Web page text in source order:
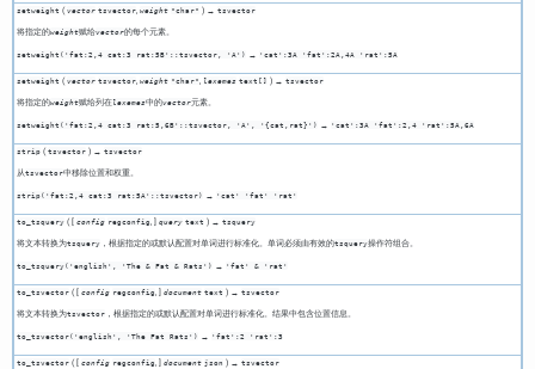
setweight ( vector tsvector, weight "char" ) → tsvector
将指定的weight赋给vector的每个元素。
setweight('fat:2,4 cat:3 rat:5B'::tsvector, 'A') → 'cat':3A 'fat':2A,4A 'rat':5A
setweight ( vector tsvector, weight "char" lexemes text[] ) → tsvector
将指定的weight赋给列在lexemes中的vector元素。
setweight('fat:2,4 cat:3 rat:5,6B'::tsvector, 'A', '{cat,rat}') → 'cat':3A 'fat':2,4 'rat':5A,6A
strip( tsvector) → tsvector
从tsvector中移除位置和权重。
strip('fat:2,4 cat:3 rat:5A'::tsvector) → 'cat' 'fat' 'rat'
to_tsquery( [ config regconfig ] query text ) → tsquery
将文本转换为tsquery，根据指定的或默认配置对单词进行标准化。单词必须由有效的tsquery操作符组合。
to_tsquery('english', 'The & Fat & Rats') → 'fat' & 'rat'
to_tsvector( [ config regconfig ] document text ) → tsvector
将文本转换为tsvector，根据指定的或默认配置对单词进行标准化。结果中包含位置信息。
to_tsvector('english', 'The Fat Rats') → 'fat':2 'rat':3
to_tsvector( [ config regconfig ] document json ) → tsvector